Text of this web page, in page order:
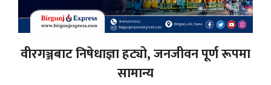
वीरगञ्जबाट निषेधाज्ञा हट्यो, जनजीवन पूर्ण रूपमा
सामान्य